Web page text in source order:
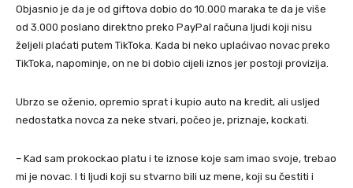
Objasnio je da je od giftova dobio do 10.000 maraka te da je više
od 3.000 poslano direktno preko PayPal računa ljudi koji nisu
željeli plaćati putem TikToka. Kada bi neko uplaćivao novac preko
TikToka, napominje, on ne bi dobio cijeli iznos jer postoji provizija.
Ubrzo se oženio, opremio sprat i kupio auto na kredit, ali usljed
nedostatka novca za neke stvari, počeo je, priznaje, kockati.
– Kad sam prokockao platu i te iznose koje sam imao svoje, trebao
mi je novac. I ti ljudi koji su stvarno bili uz mene, koji su čestiti i